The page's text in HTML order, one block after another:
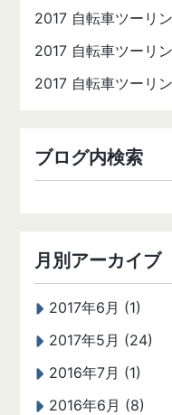
2017 自転車ツーリ
2017 自転車ツーリ
2017 自転車ツーリ
ブログ内検索
月別アーカイブ
2017年6月 (1)
2017年5月 (24)
2016年7月 (1)
2016年6月 (8)